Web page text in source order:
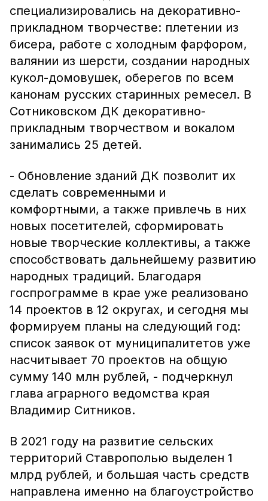
специализировались на декоративно-
прикладном творчестве: плетении из
бисера, работе с холодным фарфором,
валянии из шерсти, создании народных
кукол-домовушек, оберегов по всем
канонам русских старинных ремесел. В
Сотниковском ДК декоративно-
прикладным творчеством и вокалом
занимались 25 детей.
- Обновление зданий ДК позволит их
сделать современными и
комфортными, а также привлечь в них
новых посетителей, сформировать
новые творческие коллективы, а также
способствовать дальнейшему развитию
народных традиций. Благодаря
госпрограмме в крае уже реализовано
14 проектов в 12 округах, и сегодня мы
формируем планы на следующий год:
список заявок от муниципалитетов уже
насчитывает 70 проектов на общую
сумму 140 млн рублей, - подчеркнул
глава аграрного ведомства края
Владимир Ситников.
В 2021 году на развитие сельских
территорий Ставрополью выделен 1
млрд рублей, и большая часть средств
направлена именно на благоустройство